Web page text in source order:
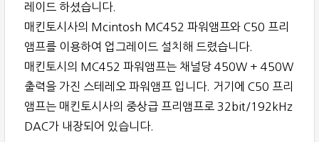
레이드 하셨습니다.
매킨토시사의 Mcintosh MC452 파워앰프와 C50 프리
앰프를 이용하여 업그레이드 설치해 드렸습니다.
매킨토시의 MC452 파워앰프는 채널당 450W + 450W
출력을 가진 스테레오 파워앰프 입니다. 거기에 C50 프리
앰프는 매킨토시사의 중상급 프리앰프로 32bit/192kHz
DAC가 내장되어 있습니다.